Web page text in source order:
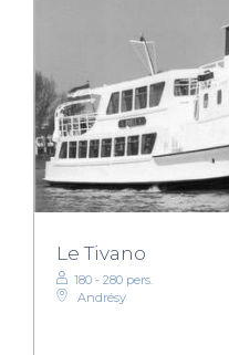
Le Tivano
180 - 280 pers.
Andrésy